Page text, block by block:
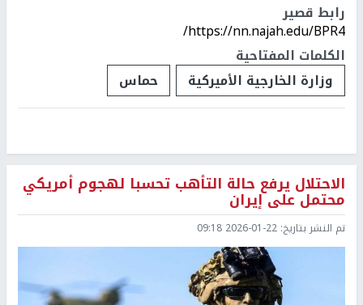
رابط قصير
https://nn.najah.edu/BPR4/
الكلمات المفتاحية
وزارة الخارجية الأميركية
حماس
الاحتلال يرفع حالة التأهب تحسبا لهجوم أمريكي
محتمل على إيران
تم النشر بتاريخ: 2026-01-22 09:18